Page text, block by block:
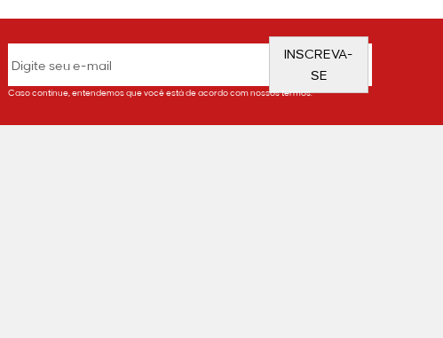
INSCREVA-
SE
Caso continue, entendemos que você está de acordo com nossos termos.